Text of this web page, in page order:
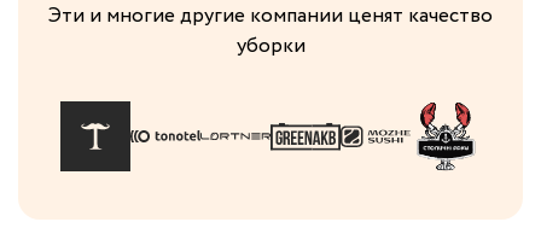
Эти и многие другие компании ценят качество
уборки